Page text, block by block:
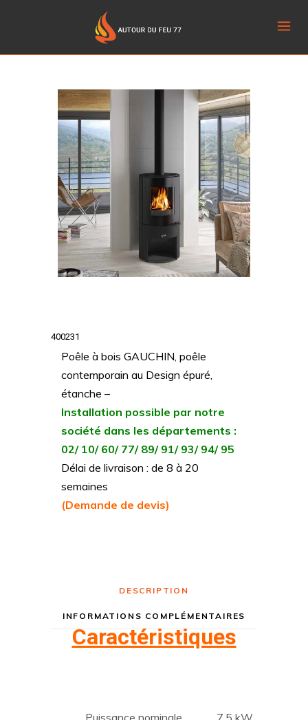
400231
Poêle à bois GAUCHIN, poêle
contemporain au Design épuré,
étanche –
Installation possible par notre
société dans les départements :
02/ 10/ 60/ 77/ 89/ 91/ 93/ 94/ 95
Délai de livraison : de 8 à 20
semaines
(Demande de devis)
DESCRIPTION
INFORMATIONS COMPLÉMENTAIRES
Caractéristiques